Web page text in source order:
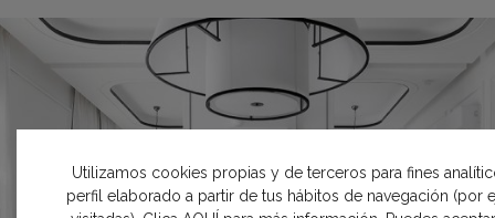
Utilizamos cookies propias y de terceros para fines
perfil elaborado a partir de tus hábitos de navegación (por